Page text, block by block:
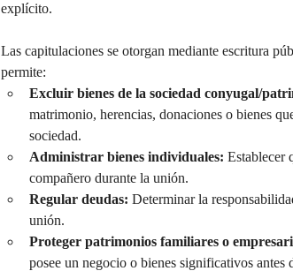
explícito.
Las capitulaciones se otorgan mediante escritura
permite:
Excluir bienes de la sociedad conyugal/
matrimonio, herencias, donaciones o bienes
sociedad.
Administrar bienes individuales: Establecer
compañero durante la unión.
Regular deudas: Determinar la
unión.
Proteger patrimonios familiares o
posee un negocio o bienes significativos antes